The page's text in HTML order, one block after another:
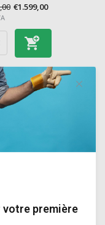
€1.599,00
fibre de verre pour
votre première